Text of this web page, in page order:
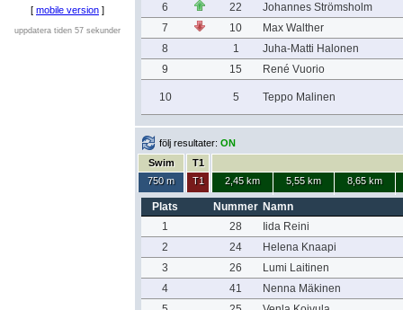
[ mobile version ]
uppdatera tiden 57 sekunder
6
22
Johannes Strömsholm
7
10
Max Walther
8
1
Juha-Matti Halonen
9
15 René Vuorio
10 5 Teppo Malinen
följ resultater: ON
Swim
750 m
T1
T1
2,45 km 5,55 km 8,65 km
Plats Nummer Namn
1
28
Iida Reini
2
24
Helena Knaapi
3
26
Lumi Laitinen
4
41
Nenna Mäkinen